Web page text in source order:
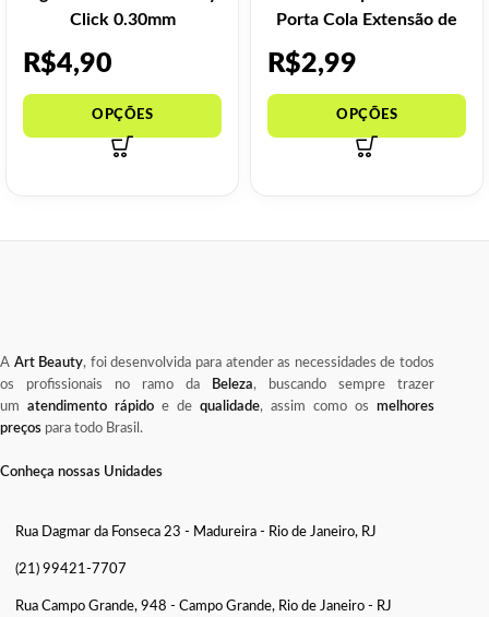
Click 0.30mm
R$4,90
Porta Cola Extensão de
R$2,99
A Art Beauty, foi desenvolvida para atender as necessidades de todos
os profissionais no ramo da
Beleza, buscando sempre trazer
um atendimento rápido e de qualidade, assim como os melhores
preços para todo Brasil.
Conheça nossas Unidades
Rua Dagmar da Fonseca 23 - Madureira - Rio de Janeiro, RJ
(21) 99421-7707
Rua Campo Grande, 948 - Campo Grande, Rio de Janeiro - RJ